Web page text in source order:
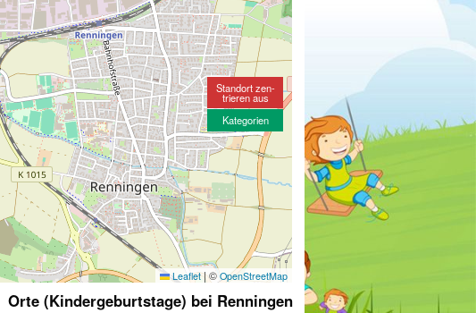
Leaflet |©OpenStreetMap
Standort zen-
trieren aus
Kategorien
Orte (Kindergeburtstage) bei Renningen